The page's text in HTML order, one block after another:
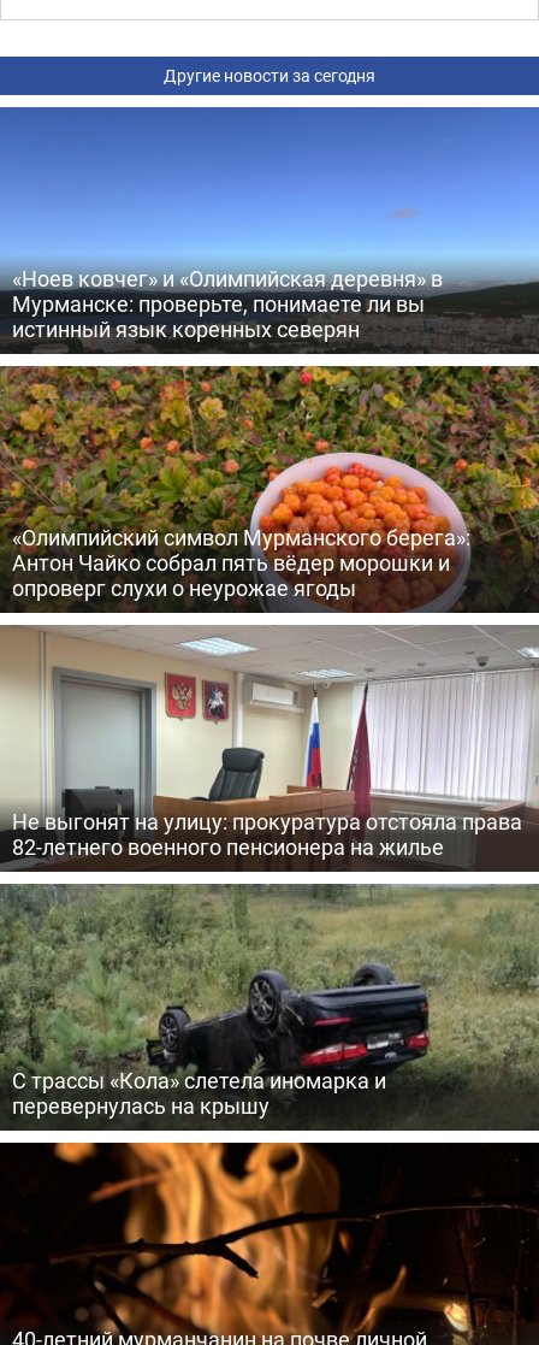
Другие новости за сегодня
«Ноев ковчег» и «Олимпийская деревня» в
Мурманске: проверьте, понимаете ли вы
истинный язык коренных северян
«Олимпийский символ Мурманского берега»:
Антон Чайко собрал пять вёдер морошки и
опроверг слухи о неурожае ягоды
Не выгонят на улицу: прокуратура отстояла права
82-летнего военного пенсионера на жилье
С трассы «Кола» слетела иномарка и
перевернулась на крышу
40-летний мурманчанин на почве личной